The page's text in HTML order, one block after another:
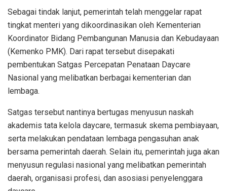
Sebagai tindak lanjut, pemerintah telah menggelar rapat
tingkat menteri yang dikoordinasikan oleh Kementerian
Koordinator Bidang Pembangunan Manusia dan Kebudayaan
(Kemenko PMK). Dari rapat tersebut disepakati
pembentukan Satgas Percepatan Penataan Daycare
Nasional yang melibatkan berbagai kementerian dan
lembaga.
Satgas tersebut nantinya bertugas menyusun naskah
akademis tata kelola daycare, termasuk skema pembiayaan,
serta melakukan pendataan lembaga pengasuhan anak
bersama pemerintah daerah. Selain itu, pemerintah juga akan
menyusun regulasi nasional yang melibatkan pemerintah
daerah, organisasi profesi, dan asosiasi penyelenggara